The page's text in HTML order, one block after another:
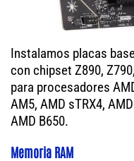
Instalamos placas
con chipset Z890,
para procesadores
AM5, AMD sTRX4,
AMD B650.
Memoria RAM